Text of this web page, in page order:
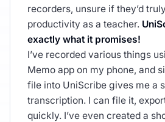
recorders, unsure if they’d
productivity as a teacher.
exactly what it promises!
I’ve recorded various things
Memo app on my phone, and
file into UniScribe gives me a
transcription. I can file it,
quickly. I’ve even created a